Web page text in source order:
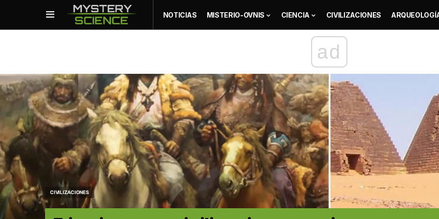
NOTICIAS MISTERIO-OVNIS CIENCIA CIVILIZACIONES
ad
CIVILIZACIONES